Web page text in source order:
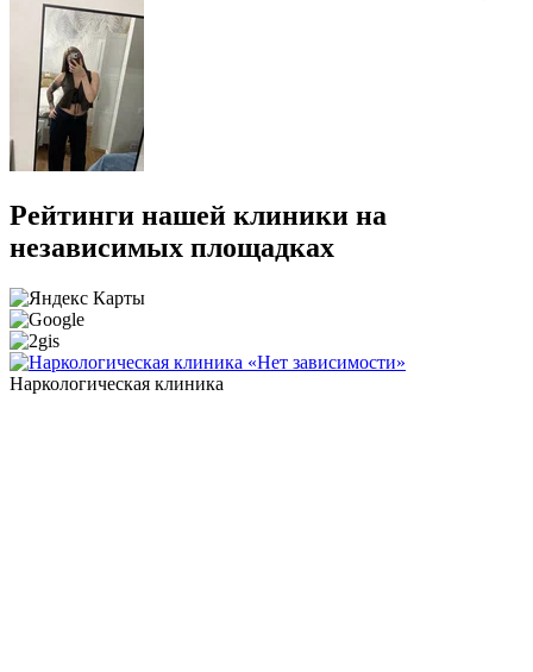
Рейтинги нашей клиники на
независимых площадках
Наркологическая клиника